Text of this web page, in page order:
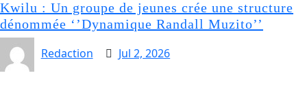
Kwilu : Un groupe de jeunes crée une structure
dénommée ‘’Dynamique Randall Muzito’’
Redaction
Jul 2, 2026